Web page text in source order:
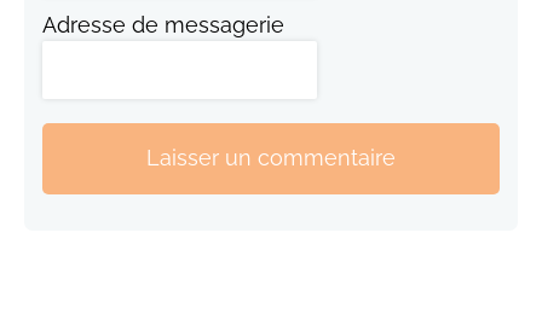
Adresse de messagerie
Laisser un commentaire